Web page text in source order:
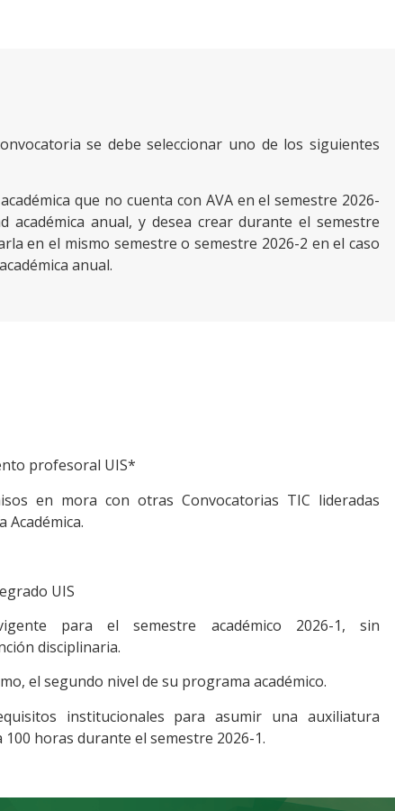
se debe seleccionar uno de los siguientes
que no cuenta con AVA en el semestre 2026-
académica anual, y desea crear durante el semestre
en el mismo semestre o semestre 2026-2 en el caso
anual.
profesoral UIS*
en mora con otras Convocatorias TIC lideradas
Académica.
UIS
para el semestre académico 2026-1, sin
disciplinaria.
el segundo nivel de su programa académico.
institucionales para asumir una auxiliatura
horas durante el semestre 2026-1.